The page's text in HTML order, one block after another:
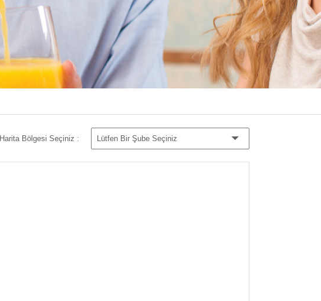
Harita Bölgesi Seçiniz :